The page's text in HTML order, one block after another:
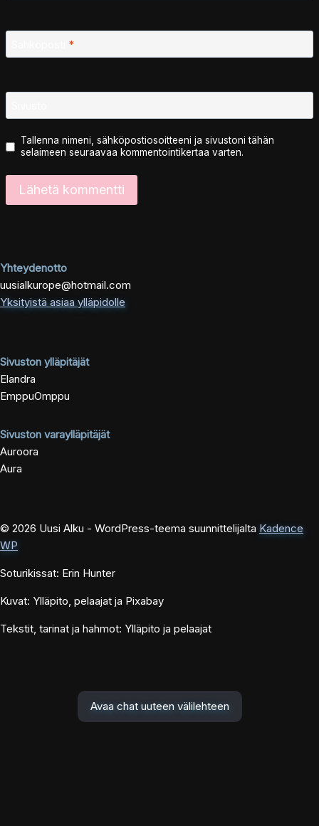
*
Tallenna nimeni, sähköpostiosoitteeni ja sivustoni tähän
selaimeen seuraavaa kommentointikertaa varten.
Yhteydenotto
uusialkurope@hotmail.com
Yksityistä asiaa ylläpidolle
Sivuston ylläpitäjät
Elandra
EmppuOmppu
Sivuston varaylläpitäjät
Auroora
Aura
© 2026 Uusi Alku - WordPress-teema suunnittelijalta Kadence
WP
Soturikissat: Erin Hunter
Kuvat: Ylläpito, pelaajat ja Pixabay
Tekstit, tarinat ja hahmot: Ylläpito ja pelaajat
Avaa chat uuteen välilehteen